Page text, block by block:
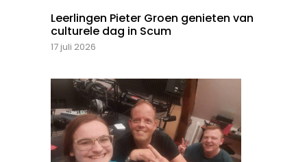
Leerlingen Pieter Groen genieten van
culturele dag in Scum
17 juli 2026